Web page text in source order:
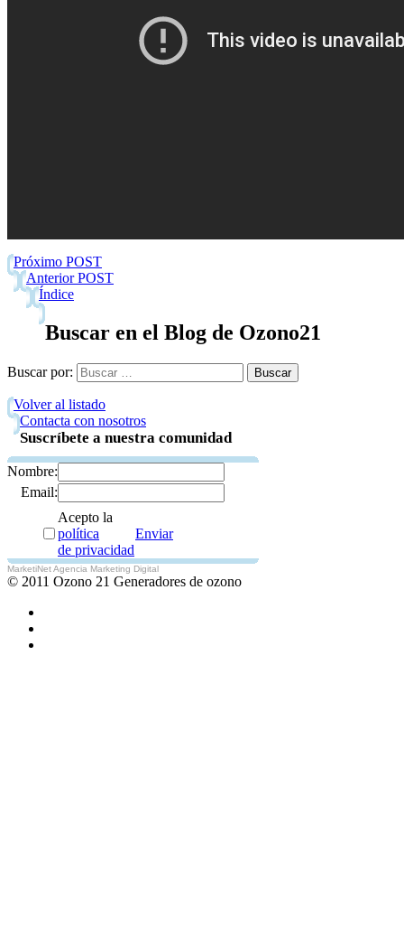
Próximo POST
Anterior POST
Índice
Buscar en el Blog de Ozono21
Buscar por:
Volver al listado
Contacta con nosotros
Suscríbete a nuestra comunidad
Nombre:
Email:
Acepto la
política
de privacidad
Enviar
MarketiNet Agencia Marketing Digital
© 2011 Ozono 21 Generadores de ozono